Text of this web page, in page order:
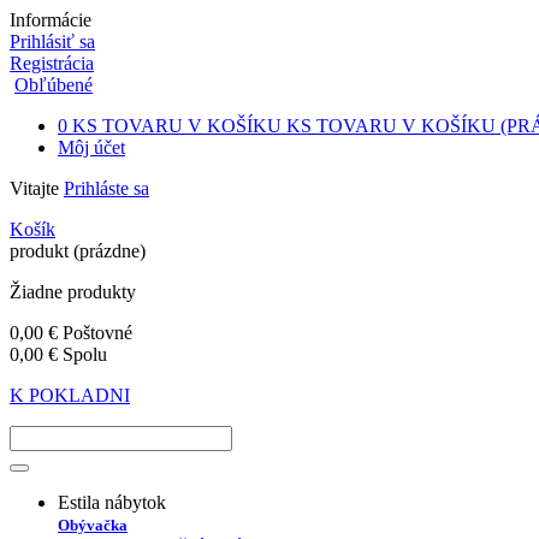
Informácie
Prihlásiť sa
Registrácia
Obľúbené
0 KS TOVARU V KOŠÍKU KS TOVARU V KOŠÍKU
Môj účet
Vitajte Prihláste sa
Košík
produkt (prázdne)
Žiadne produkty
0,00 € Poštovné
0,00 € Spolu
K POKLADNI
Estila nábytok
Obývačka